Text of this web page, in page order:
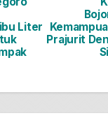
Prajurit
Liter